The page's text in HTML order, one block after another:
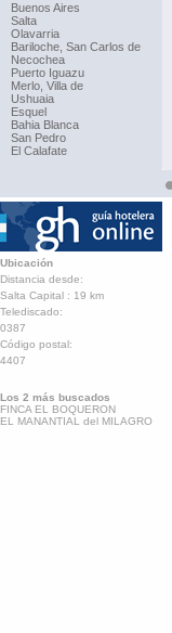
Buenos Aires
Salta
Olavarria
Bariloche, San Carlos de
Necochea
Puerto Iguazu
Merlo, Villa de
Ushuaia
Esquel
Bahia Blanca
San Pedro
El Calafate
Ubicación
Distancia desde:
Salta Capital : 19 km
Telediscado:
0387
Código postal:
4407
Los 2 más buscados
FINCA EL BOQUERON
EL MANANTIAL del MILAGRO